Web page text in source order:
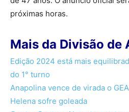
próximas horas.
Mais da Divisão de
Edição 2024 está mais
do 1° turno
Anapolina vence de virada o
Helena sofre goleada